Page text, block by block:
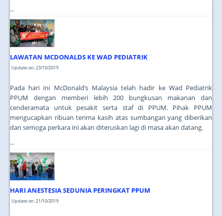
...
LAWATAN MCDONALDS KE WAD PEDIATRIK
Update on: 23/10/2019
Pada hari ini McDonald’s Malaysia telah hadir ke Wad Pediatrik
PPUM dengan memberi lebih 200 bungkusan makanan dan
cenderamata untuk pesakit serta staf di PPUM. Pihak PPUM
mengucapkan ribuan terima kasih atas sumbangan yang diberikan
dan semoga perkara ini akan diteruskan lagi di masa akan datang.
...
HARI ANESTESIA SEDUNIA PERINGKAT PPUM
Update on: 21/10/2019